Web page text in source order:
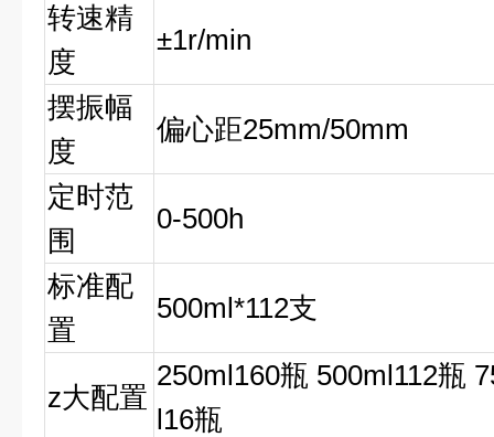
转速精
度
±1r/min
摆振幅
度
偏心距25mm/50mm
定时范
围
0-500h
标准配
置
500ml*112支
z大配置
250ml160瓶 500ml112瓶
l16瓶